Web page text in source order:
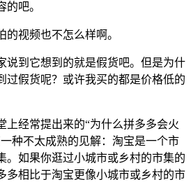
吧。
视频也不怎么样啊。
说到它想到的就是假货吧。但是为什
过假货呢？或许我买的都是价格低的
上经常提出来的“为什么拼多多会火
种不太成熟的见解：淘宝是一个市
。如果你逛过小城市或乡村的市集的
多相比于淘宝更像小城市或乡村的市